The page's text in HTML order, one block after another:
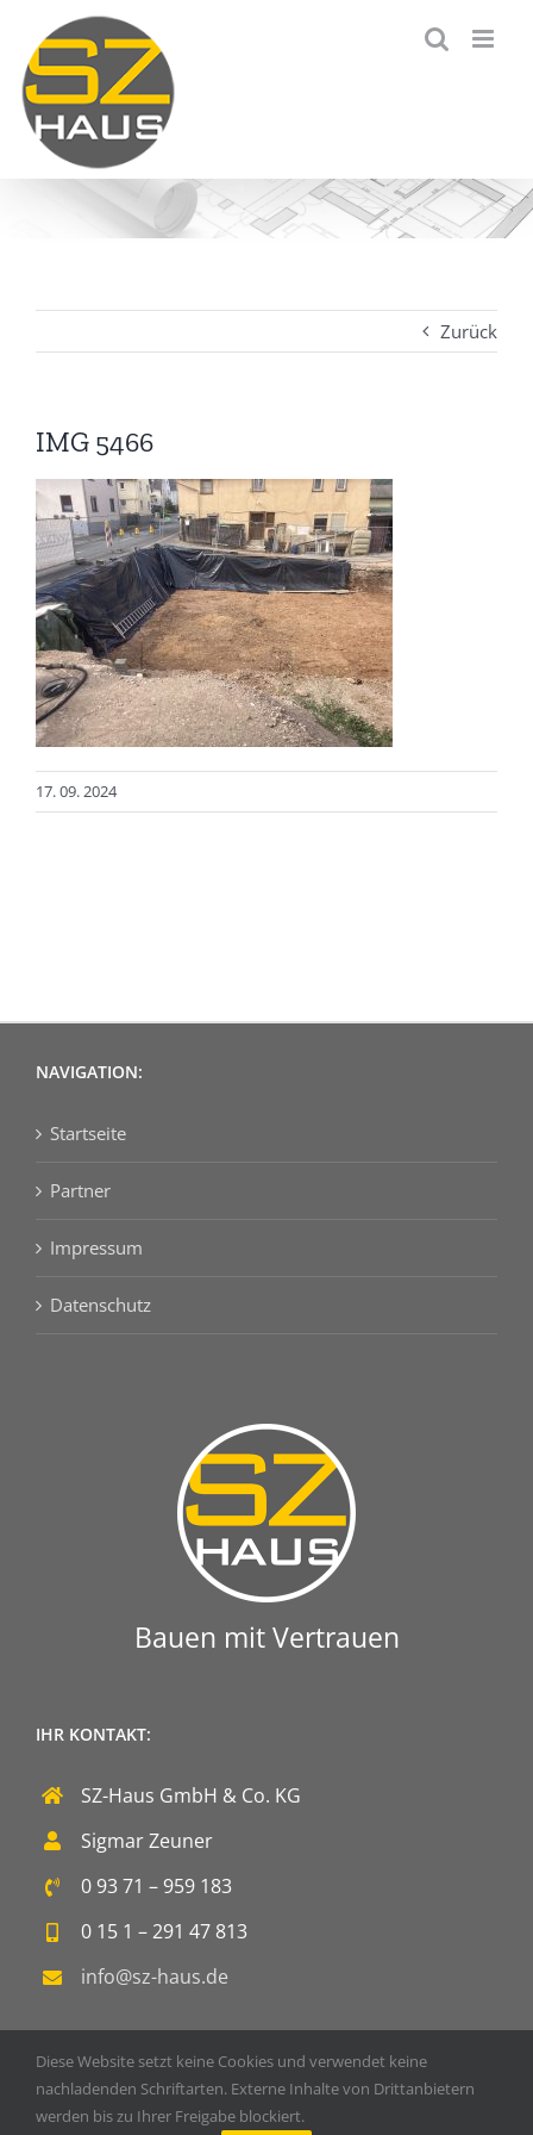
Inhalt
springen
Zurück
IMG 5466
17. 09. 2024
NAVIGATION:
Startseite
Partner
Impressum
Datenschutz
Bauen mit Vertrauen
IHR KONTAKT:
SZ-Haus GmbH & Co. KG
Sigmar Zeuner
0 93 71 – 959 183
0 15 1 – 291 47 813
info@sz-haus.de
Copyright 2020 SZ-Haus GmbH & Co. KG | Powered by
Diese Website setzt keine Cookies und verwendet keine
nachladenden Schriftarten. Externe Inhalte von Drittanbietern
werden bis zu Ihrer Freigabe blockiert.